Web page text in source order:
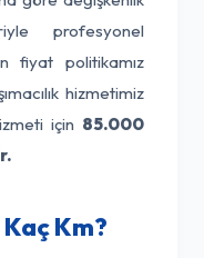
profesyonel
fiyat politikamız
hizmetimiz
için 85.000
Kaç Km?